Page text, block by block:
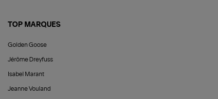
TOP MARQUES
Golden Goose
Jérôme Dreyfuss
Isabel Marant
Jeanne Vouland